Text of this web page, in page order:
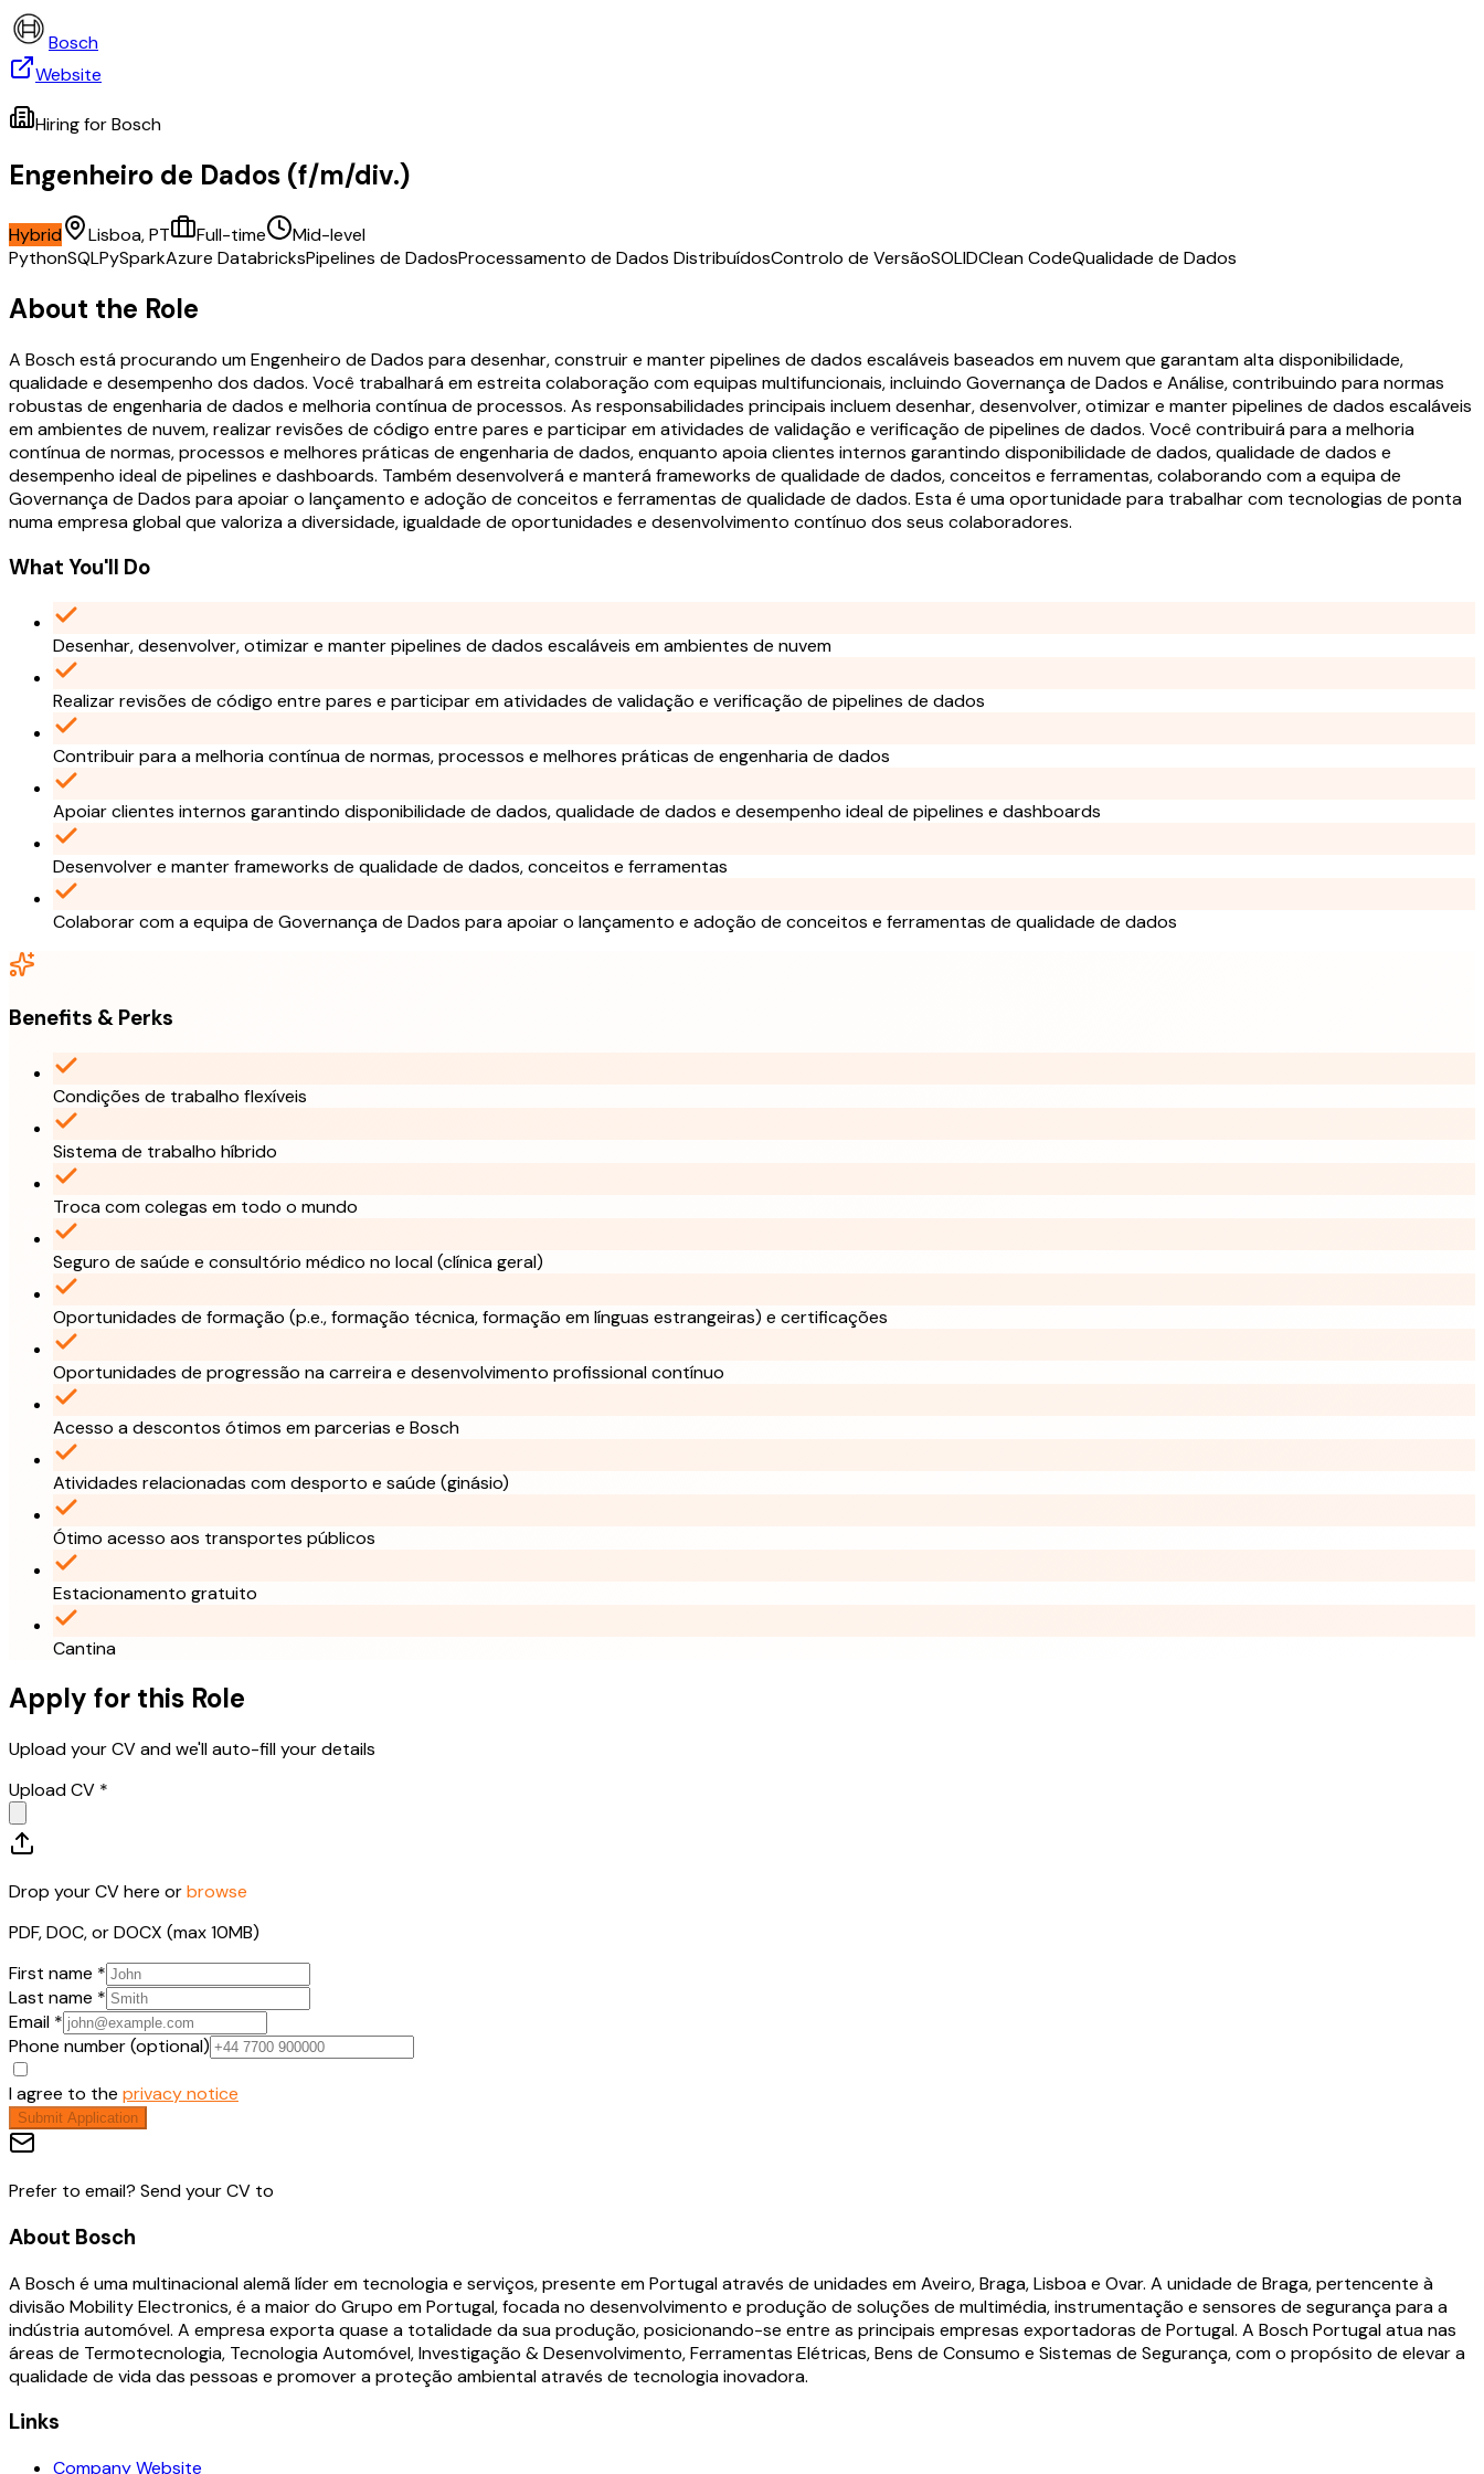
Bosch
Website
Hiring forBosch
Engenheiro de Dados (f/m/div.)
Hybrid Lisboa, PT Full-time
Mid-level
PythonSQLPySparkAzure DatabricksPipelines de DadosProcessamento de Dados DistribuídosControlo de VersãoSOLIDClean CodeQualidade de Dados
About the Role
A Bosch está procurando um Engenheiro de Dados para desenhar, construir e manter pipelines de dados escaláveis baseados em nuvem que garantam alta disponibilidade,
qualidade e desempenho dos dados. Você trabalhará em estreita colaboração com equipas multifuncionais, incluindo Governança de Dados e Análise, contribuindo para normas
robustas de engenharia de dados e melhoria contínua de processos. As responsabilidades principais incluem desenhar, desenvolver, otimizar e manter pipelines de dados escaláveis
em ambientes de nuvem, realizar revisões de código entre pares e participar em atividades de validação e verificação de pipelines de dados. Você contribuirá para a melhoria
contínua de normas, processos e melhores práticas de engenharia de dados, enquanto apoia clientes internos garantindo disponibilidade de dados, qualidade de dados e
desempenho ideal de pipelines e dashboards. Também desenvolverá e manterá frameworks de qualidade de dados, conceitos e ferramentas, colaborando com a equipa de
Governança de Dados para apoiar o lançamento e adoção de conceitos e ferramentas de qualidade de dados. Esta é uma oportunidade para trabalhar com tecnologias de ponta
numa empresa global que valoriza a diversidade, igualdade de oportunidades e desenvolvimento contínuo dos seus colaboradores.
What You'll Do
Desenhar, desenvolver, otimizar e manter pipelines de dados escaláveis em ambientes de nuvem
Realizar revisões de código entre pares e participar em atividades de validação e verificação de pipelines de dados
Contribuir para a melhoria contínua de normas, processos e melhores práticas de engenharia de dados
Apoiar clientes internos garantindo disponibilidade de dados, qualidade de dados e desempenho ideal de pipelines e dashboards
Desenvolver e manter frameworks de qualidade de dados, conceitos e ferramentas
Colaborar com a equipa de Governança de Dados para apoiar o lançamento e adoção de conceitos e ferramentas de qualidade de dados
Benefits & Perks
Condições de trabalho flexíveis
Sistema de trabalho híbrido
Troca com colegas em todo o mundo
Seguro de saúde e consultório médico no local (clínica geral)
Oportunidades de formação (p.e., formação técnica, formação em línguas estrangeiras) e certificações
Oportunidades de progressão na carreira e desenvolvimento profissional contínuo
Acesso a descontos ótimos em parcerias e Bosch
Atividades relacionadas com desporto e saúde (ginásio)
Ótimo acesso aos transportes públicos
Estacionamento gratuito
Cantina
Apply for this Role
Upload your CV and we'll auto-fill your details
Upload CV *
Drop your CV here orbrowse
PDF, DOC, or DOCX (max 10MB)
First name *
Last name *
Email *
Phone number (optional)
I agree to the privacy notice
Submit Application
Prefer to email? Send your CV to
About Bosch
A Bosch é uma multinacional alemã líder em tecnologia e serviços, presente em Portugal através de unidades em Aveiro, Braga, Lisboa e Ovar. A unidade de Braga, pertencente à
divisão Mobility Electronics, é a maior do Grupo em Portugal, focada no desenvolvimento e produção de soluções de multimédia, instrumentação e sensores de segurança para a
indústria automóvel. A empresa exporta quase a totalidade da sua produção, posicionando-se entre as principais empresas exportadoras de Portugal. A Bosch Portugal atua nas
áreas de Termotecnologia, Tecnologia Automóvel, Investigação & Desenvolvimento, Ferramentas Elétricas, Bens de Consumo e Sistemas de Segurança, com o propósito de elevar a
qualidade de vida das pessoas e promover a proteção ambiental através de tecnologia inovadora.
Links
Company Website